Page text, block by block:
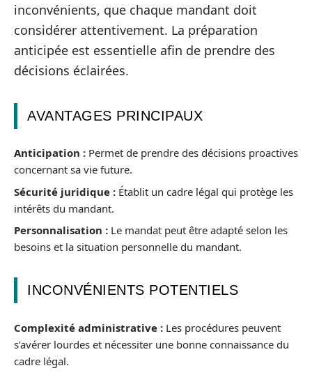
inconvénients, que chaque mandant doit
considérer attentivement. La préparation
anticipée est essentielle afin de prendre des
décisions éclairées.
AVANTAGES PRINCIPAUX
Anticipation : Permet de prendre des décisions proactives
concernant sa vie future.
Sécurité juridique : Établit un cadre légal qui protège les
intérêts du mandant.
Personnalisation : Le mandat peut être adapté selon les
besoins et la situation personnelle du mandant.
INCONVÉNIENTS POTENTIELS
Complexité administrative : Les procédures peuvent
s’avérer lourdes et nécessiter une bonne connaissance du
cadre légal.